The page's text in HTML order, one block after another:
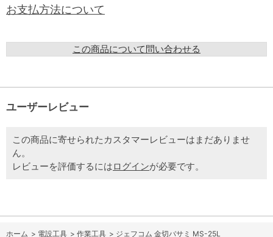
お支払方法について
この商品について問い合わせる
ユーザーレビュー
この商品に寄せられたカスタマーレビューはまだありませ
ん。
レビューを評価するにはログインが必要です。
ホーム > 電設工具 > 作業工具 > ジェフコム 金切バサミ MS-25L